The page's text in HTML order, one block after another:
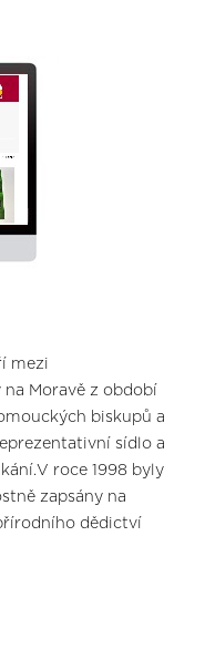
mezi
Moravě z období
biskupů a
sídlo a
roce 1998 byly
zapsány na
dědictví